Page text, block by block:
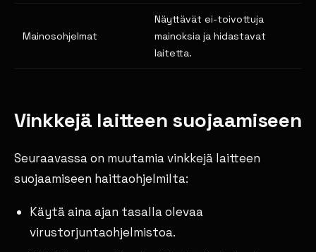
Mainosohjelmat
Näyttävät ei-toivottuja
mainoksia ja hidastavat
laitetta.
Vinkkejä laitteen suojaamiseen
Seuraavassa on muutamia vinkkejä laitteen
suojaamiseen haittaohjelmilta:
Käytä aina ajan tasalla olevaa
virustorjuntaohjelmistoa.